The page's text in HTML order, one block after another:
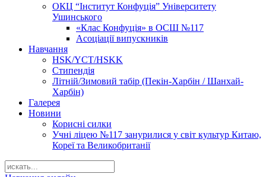
ОКЦ “Інститут Конфуція” Університету
Ушинського
«Клас Конфуція» в ОСШ №117
Асоціації випускників
Навчання
HSK/YCT/HSKK
Стипендія
Літній/Зимовий табір (Пекін-Харбін / Шанхай-
Харбін)
Галерея
Новини
Корисні силки
Учні ліцею №117 занурилися у світ культур Китаю,
Кореї та Великобританії